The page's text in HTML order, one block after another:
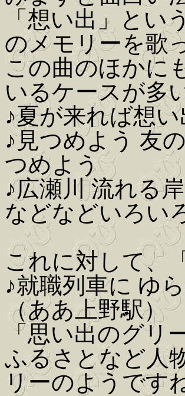
「想い出」と
のメモリーを歌
この曲のほかに
いるケースが多
♪夏が来れば想
♪見つめよう 友
つめよう
♪広瀬川 流れる
などなどいろい
これに対して、
♪就職列車に ゆ
（ああ上野駅）
「思い出のグリ
ふるさとなど人
リーのようです